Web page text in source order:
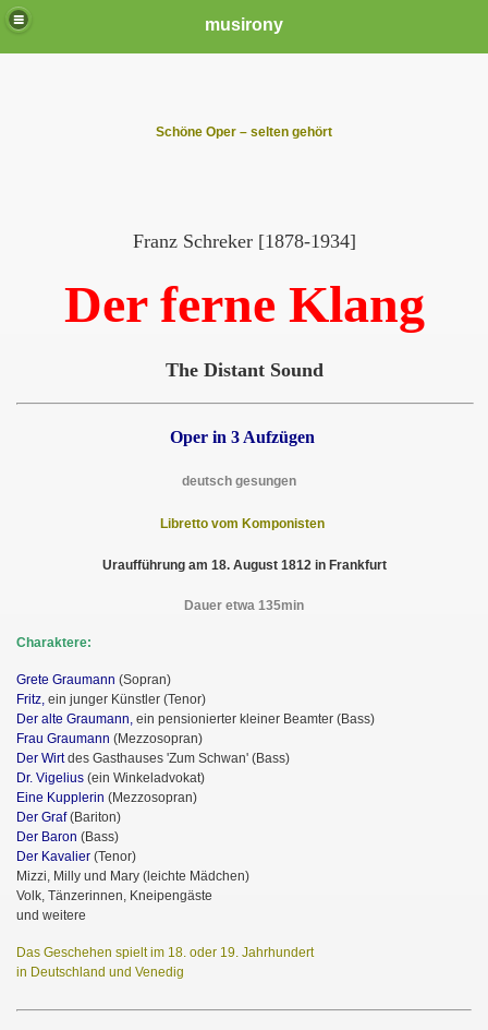
musirony
Schöne Oper – selten gehört
Franz Schreker [1878-1934]
Der ferne Klang
The Distant Sound
Oper in 3 Aufzügen
deutsch gesungen
Libretto vom Komponisten
Uraufführung am 18. August 1812 in Frankfurt
Dauer etwa 135min
Charaktere:
Grete Graumann (Sopran)
Fritz, ein junger Künstler (Tenor)
Der alte Graumann, ein pensionierter kleiner Beamter (Bass)
Frau Graumann (Mezzosopran)
Der Wirtdes Gasthauses 'Zum Schwan' (Bass)
Dr. Vigelius (ein Winkeladvokat)
Eine Kupplerin (Mezzosopran)
Der Graf(Bariton)
Der Baron (Bass)
Der Kavalier (Tenor)
Mizzi, Milly und Mary (leichte Mädchen)
Volk, Tänzerinnen, Kneipengäste
und weitere
Das Geschehen spielt im 18. oder 19. Jahrhundert
in Deutschland und Venedig